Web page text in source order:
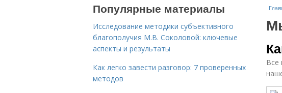
Все
Популярные материалы
Исследование методики субъективного
благополучия М.В. Соколовой: ключевые
аспекты и результаты
Как легко завести разговор: 7 проверенных
методов